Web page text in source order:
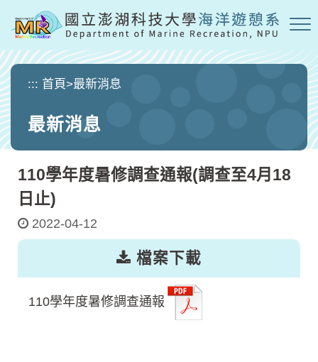
要
內
容
區
塊
::: 首頁>最新消息
最新消息
110學年度暑修調查通報(調查至4月18
日止)
2022-04-12
檔案下載
110學年度暑修調查通報